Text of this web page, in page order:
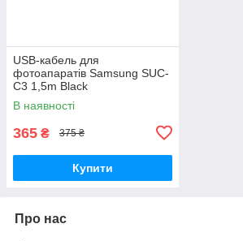
USB-кабель для
фотоапаратів Samsung SUC-
C3 1,5m Black
В наявності
365 ₴ 375 ₴
Купити
Про нас